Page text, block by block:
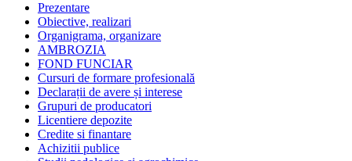
Prezentare
Obiective, realizari
Organigrama, organizare
AMBROZIA
FOND FUNCIAR
Cursuri de formare profesională
Declarații de avere și interese
Grupuri de producatori
Licentiere depozite
Credite si finantare
Achizitii publice